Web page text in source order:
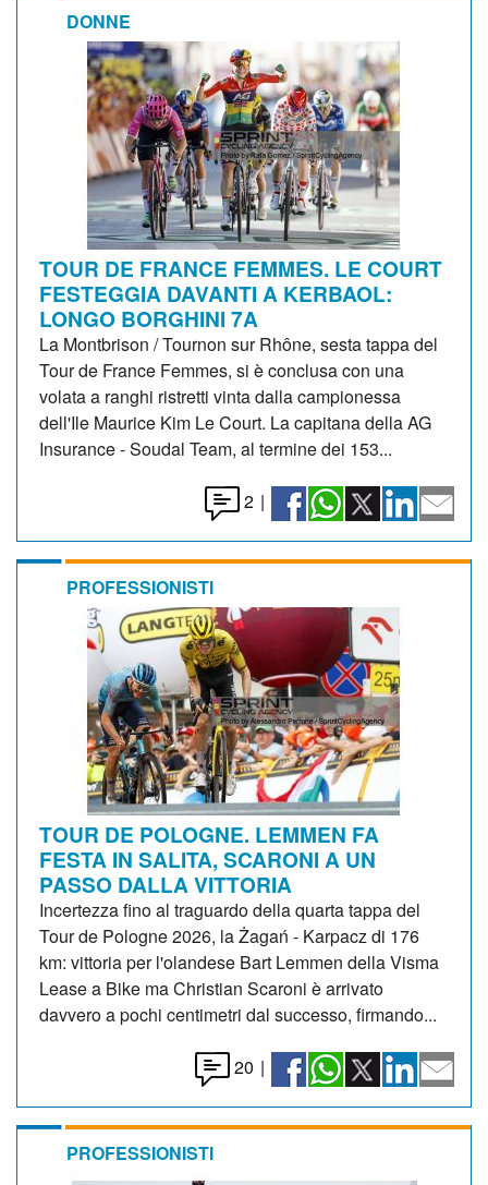
DONNE
TOUR DE FRANCE FEMMES. LE COURT
FESTEGGIA DAVANTI A KERBAOL:
LONGO BORGHINI 7A
La Montbrison / Tournon sur Rhône, sesta tappa del
Tour de France Femmes, si è conclusa con una
volata a ranghi ristretti vinta dalla campionessa
dell'Ile Maurice Kim Le Court. La capitana della AG
Insurance - Soudal Team, al termine dei 153...
2 |
PROFESSIONISTI
TOUR DE POLOGNE. LEMMEN FA
FESTA IN SALITA, SCARONI A UN
PASSO DALLA VITTORIA
Incertezza fino al traguardo della quarta tappa del
Tour de Pologne 2026, la Żagań - Karpacz di 176
km: vittoria per l'olandese Bart Lemmen della Visma
Lease a Bike ma Christian Scaroni è arrivato
davvero a pochi centimetri dal successo, firmando...
20 |
PROFESSIONISTI